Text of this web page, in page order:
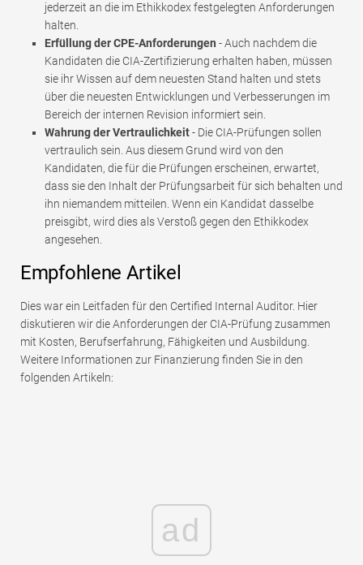
jederzeit an die im Ethikkodex festgelegten Anforderungen
halten.
Erfüllung der CPE-Anforderungen - Auch nachdem die
Kandidaten die CIA-Zertifizierung erhalten haben, müssen
sie ihr Wissen auf dem neuesten Stand halten und stets
über die neuesten Entwicklungen und Verbesserungen im
Bereich der internen Revision informiert sein.
Wahrung der Vertraulichkeit- Die CIA-Prüfungen sollen
vertraulich sein. Aus diesem Grund wird von den
Kandidaten, die für die Prüfungen erscheinen, erwartet,
dass sie den Inhalt der Prüfungsarbeit für sich behalten und
ihn niemandem mitteilen. Wenn ein Kandidat dasselbe
preisgibt, wird dies als Verstoß gegen den Ethikkodex
angesehen.
Empfohlene Artikel
Dies war ein Leitfaden für den Certified Internal Auditor. Hier
diskutieren wir die Anforderungen der CIA-Prüfung zusammen
mit Kosten, Berufserfahrung, Fähigkeiten und Ausbildung.
Weitere Informationen zur Finanzierung finden Sie in den
folgenden Artikeln:
ad